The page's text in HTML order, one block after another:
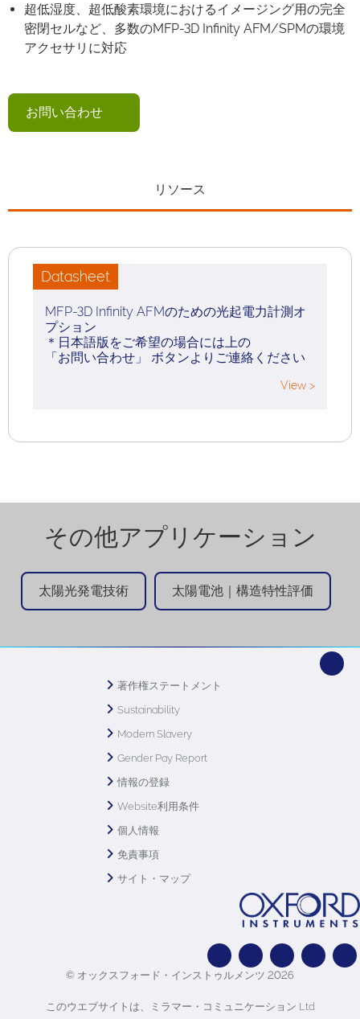
超低湿度、超低酸素環境におけるイメージング用の完全
密閉セルなど、多数のMFP-3D Infinity AFM/SPMの環境
アクセサリに対応
お問い合わせ
リソース
Datasheet
MFP-3D Infinity AFMのための光起電力計測オ
プション
＊日本語版をご希望の場合には上の
「お問い合わせ」 ボタンよりご連絡ください
View >
その他アプリケーション
太陽光発電技術 太陽電池｜構造特性評価
著作権ステートメント
Sustainability
Modern Slavery
Gender Pay Report
情報の登録
Website利用条件
個人情報
免責事項
サイト・マップ
© オックスフォード・インストゥルメンツ 2026
このウエブサイトは、ミラマー・コミュニケーション Ltd